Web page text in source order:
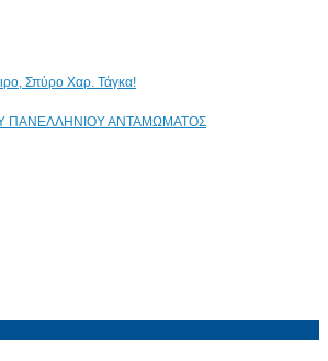
Σπύρο Χαρ. Τάγκα!
ΠΑΝΕΛΛΗΝΙΟΥ ΑΝΤΑΜΩΜΑΤΟΣ